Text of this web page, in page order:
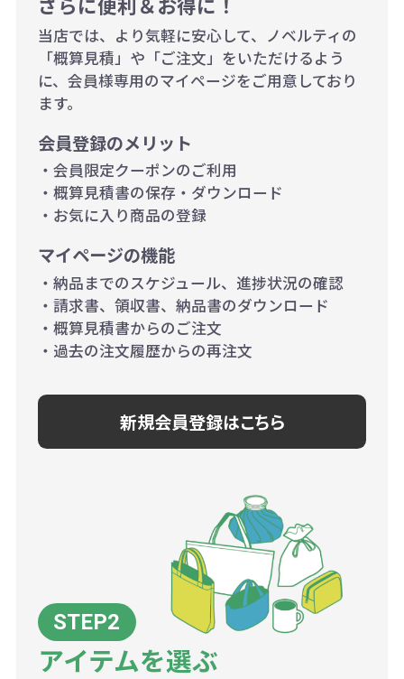
200個~499個の場合：42円（1個
当たり）
500個~999個の場合：35円（1個
1,000個以上：28円（1個当た
り）
当店では、より気軽に安心して、ノベルティの
「概算見積」や「ご注文」をいただけるよう
に、会員様専用のマイページをご用意しており
ます。
会員登録のメリット
・会員限定クーポンのご利用
・概算見積書の保存・ダウンロード
・お気に入り商品の登録
マイページの機能
・納品までのスケジュール、進捗状況の確認
・請求書、領収書、納品書のダウンロード
・概算見積書からのご注文
・過去の注文履歴からの再注文
新規会員登録はこちら
アイテムを選ぶ